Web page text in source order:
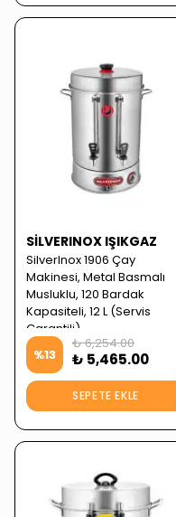
SILVERINOX IŞIKGAZ
SilverInox 1906 Çay
Makinesi, Metal Basmalı
Musluklu, 120 Bardak
Kapasiteli, 12 L (Servis
Garantili)
%13
₺ 6,254.00
₺ 5,465.00
SEPETE EKLE